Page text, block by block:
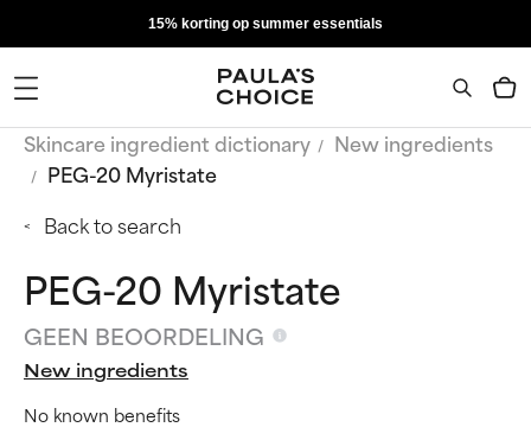
15% korting op summer essentials
Skincare ingredient dictionary
New ingredients
PEG-20 Myristate
Back to search
PEG-20 Myristate
GEEN BEOORDELING
New ingredients
No known benefits